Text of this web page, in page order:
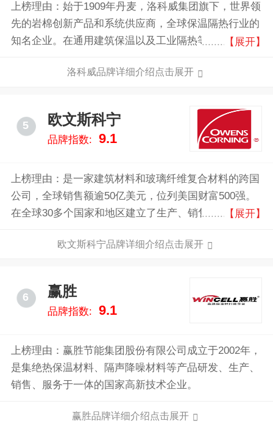
上榜理由：始于1909年丹麦，洛科威集团旗下，世界领
先的岩棉创新产品和系统供应商，全球保温隔热行业的
知名企业。在通用建筑保温以及工业隔热等领域，洛科
科威岩棉制品具有“防火安全、吸音降噪、耐久稳定、
下都保卫着建筑物和里面的人，同时减少建筑物产生的
碳足迹，保护着环境，促进社会可持续发展。
【展开】
洛科威品牌详细介绍点击展开
5 欧文斯科宁
品牌指数: 9.1
上榜理由：是一家建筑材料和玻璃纤维复合材料的跨国
公司，全球销售额逾50亿美元，位列美国财富500强。
在全球30多个国家和地区建立了生产、销售和研究机
中国的上海设立了亚太区中心，采用当今国际最先进的
家玻璃棉工厂，第五家设在天津的玻璃棉工厂正在建设
中。
【展开】
欧文斯科宁品牌详细介绍点击展开
6 赢胜
品牌指数: 9.1
上榜理由：赢胜节能集团股份有限公司成立于2002年，
是集绝热保温材料、隔声降噪材料等产品研发、生产、
销售、服务于一体的国家高新技术企业。
赢胜品牌详细介绍点击展开